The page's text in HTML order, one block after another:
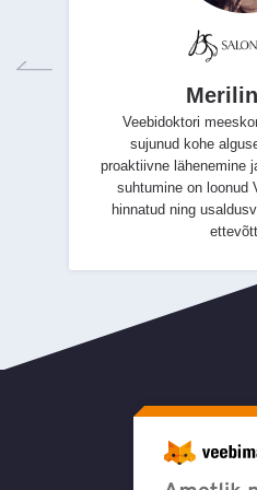
Veebidoktori
sujunud kohe
proaktiivne lähenemine
suhtumine on loonud
hinnatud ning